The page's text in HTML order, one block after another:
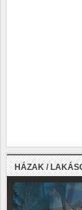
HÁZAK /